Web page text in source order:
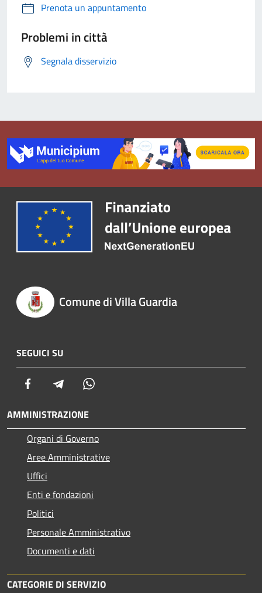
Prenota un appuntamento
Problemi in città
Segnala disservizio
Comune di Villa Guardia
SEGUICI SU
Facebook Telegram
AMMINISTRAZIONE
Organi di Governo
Aree Amministrative
Uffici
Enti e fondazioni
Politici
Personale Amministrativo
Documenti e dati
CATEGORIE DI SERVIZIO